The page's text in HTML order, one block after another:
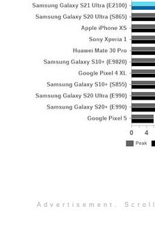
Advertisement.